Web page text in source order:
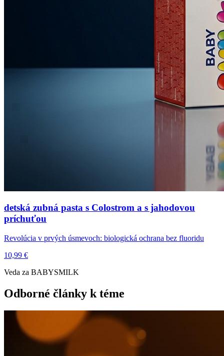
detská zubná pasta s Colostrom a s jahodovou
príchuťou
Revolúcia v prvých úsmevoch: biologická ochrana bez fluoridu
10,99 €
Veda za BABYSMILK
Odborné články k téme